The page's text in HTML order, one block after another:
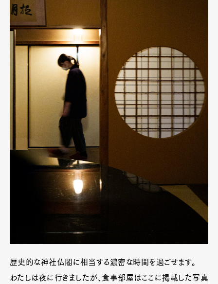
Official Columnist
Contact
Pen Meet
Pen international Pen tw
歴史的な神社仏閣に相当する濃密な時間を過ごせます。
わたしは夜に行きましたが、食事部屋はここに掲載した写真